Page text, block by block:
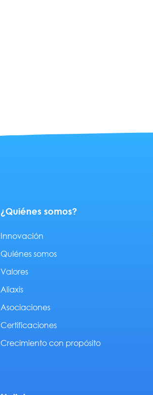
¿Quiénes somos?
Innovación
Quiénes somos
Valores
Aliaxis
Asociaciones
Certificaciones
Crecimiento con propósito